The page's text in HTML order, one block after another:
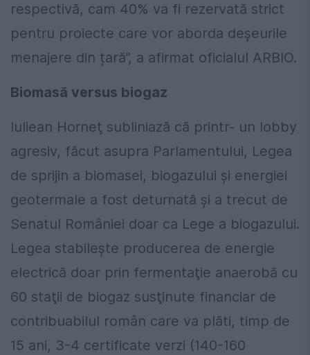
respectivă, cam 40% va fi rezervată strict
pentru proiecte care vor aborda deșeurile
menajere din țară”, a afirmat oficialul ARBIO.
Biomasă versus biogaz
Iuliean Horneţ subliniază că printr- un lobby
agresiv, făcut asupra Parlamentului, Legea
de sprijin a biomasei, biogazului şi energiei
geotermale a fost deturnată şi a trecut de
Senatul României doar ca Lege a biogazului.
Legea stabileşte producerea de energie
electrică doar prin fermentaţie anaerobă cu
60 staţii de biogaz susţinute financiar de
contribuabilul român care va plăti, timp de
15 ani, 3-4 certificate verzi (140-160